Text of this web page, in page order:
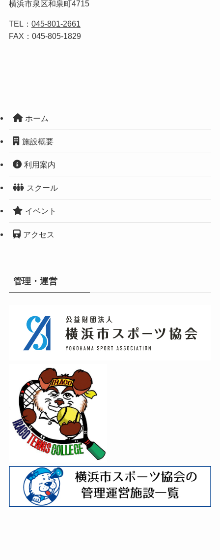
横浜市泉区和泉町4715
TEL： 045-801-2661
FAX：045-805-1829
ホーム
施設概要
利用案内
スクール
イベント
アクセス
管理・運営